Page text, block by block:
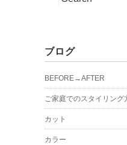
ブログ
BEFORE→AFTER
ご家庭でのスタイリング
カット
カラー